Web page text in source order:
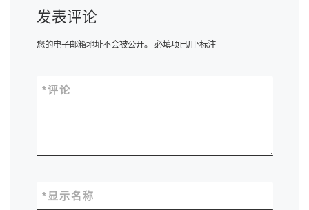
发表评论
您的电子邮箱地址不会被公开。 必填项已用*标注
评论
*
显示名称
*